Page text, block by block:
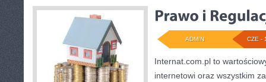
CZE -
ADMIN
Internat.com.pl to
internetowi oraz wszystkim